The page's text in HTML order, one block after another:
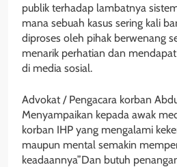
publik terhadap lambatnya
mana sebuah kasus sering kali
diproses oleh pihak berwenang
menarik perhatian dan
di media sosial.
Advokat / Pengacara korban
Menyampaikan kepada awak
korban IHP yang mengalami
maupun mental semakin
keadaannya”Dan butuh